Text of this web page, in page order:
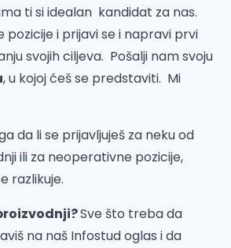
ti si idealan kandidat za nas.
pozicije i prijavi se i napravi prvi
svojih ciljeva. Pošalji nam svoju
, u kojoj ćeš se predstaviti. Mi
da li se prijavljuješ za neku od
ili za neoperativne pozicije,
razlikuje.
Sve što treba da
na naš Infostud oglas i da